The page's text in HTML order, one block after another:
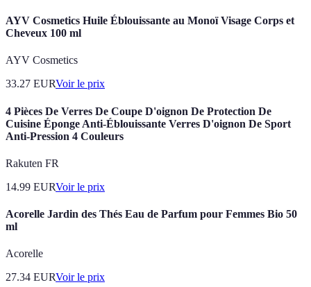
AYV Cosmetics Huile Éblouissante au Monoï Visage Corps et
Cheveux 100 ml
AYV Cosmetics
33.27 EURVoir le prix
4 Pièces De Verres De Coupe D'oignon De Protection De
Cuisine Éponge Anti-Éblouissante Verres D'oignon De Sport
Anti-Pression 4 Couleurs
Rakuten FR
14.99 EURVoir le prix
Acorelle Jardin des Thés Eau de Parfum pour Femmes Bio 50
ml
Acorelle
27.34 EURVoir le prix